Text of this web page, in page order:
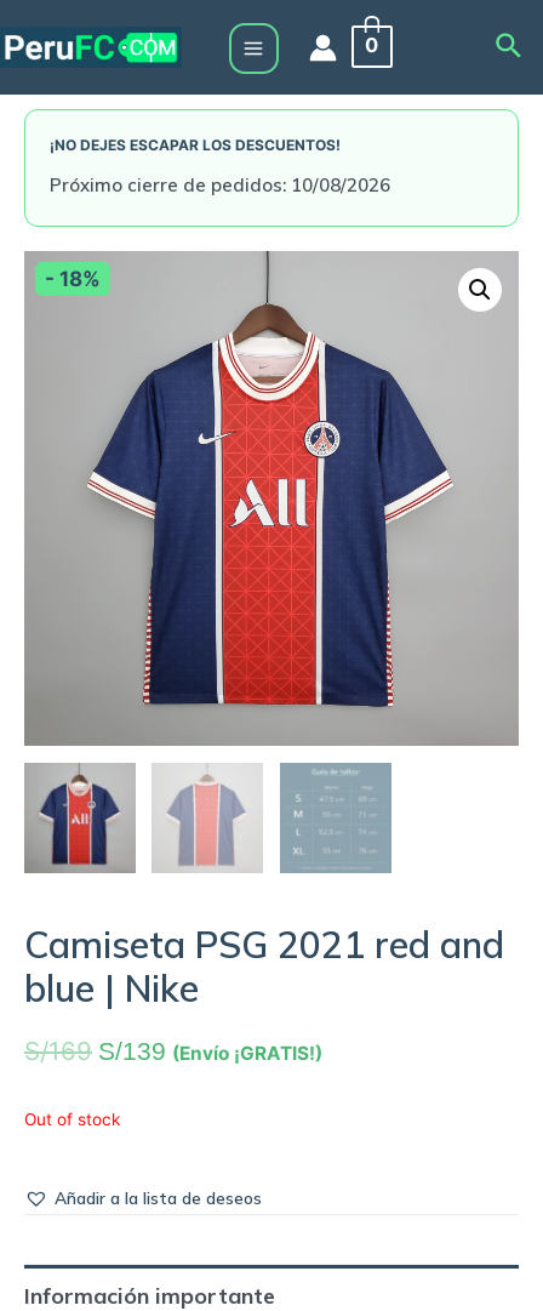
to
Main
Menu
0
¡NO DEJES ESCAPAR LOS DESCUENTOS!
Próximo cierre de pedidos: 10/08/2026
- 18%
Camiseta PSG 2021 red and
blue | Nike
S/169 S/139 (Envío ¡GRATIS!)
Out of stock
Añadir a la lista de deseos
Información importante